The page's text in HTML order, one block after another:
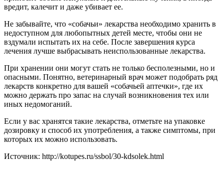
вредит, калечит и даже убивает ее.
Не забывайте, что «собачьи» лекарства необходимо хранить в
недоступном для любопытных детей месте, чтобы они не
вздумали испытать их на себе. После завершения курса
лечения лучше выбрасывать неиспользованные лекарства.
При хранении они могут стать не только бесполезными, но и
опасными. Понятно, ветеринарный врач может подобрать ряд
лекарств конкретно для вашей «собачьей аптечки», где их
можно держать про запас на случай возникновения тех или
иных недомоганий.
Если у вас хранятся такие лекарства, отметьте на упаковке
дозировку и способ их употребления, а также симптомы, при
которых их можно использовать.
Источник: http://kotupes.ru/ssbol/30-kdsolek.html